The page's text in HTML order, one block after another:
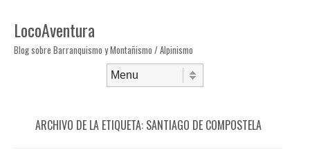
LocoAventura
Blog sobre Barranquismo y Montañismo / Alpinismo
ARCHIVO DE LA ETIQUETA: SANTIAGO DE COMPOSTELA